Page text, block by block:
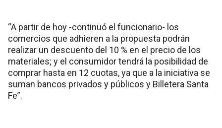
“A partir de hoy -continuó el funcionario- los
comercios que adhieren a la propuesta podrán
realizar un descuento del 10 % en el precio de los
materiales; y el consumidor tendrá la posibilidad de
comprar hasta en 12 cuotas, ya que a la iniciativa se
suman bancos privados y públicos y Billetera Santa
Fe”.